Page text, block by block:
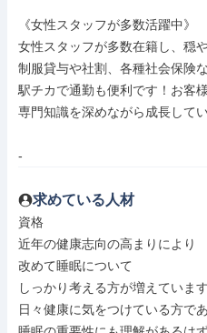
《女性スタッフが多数活躍中》
女性スタッフが多数在籍し、穏
制服貸与や社割、各種社会保険
駅チカで通勤も便利です！お客
専門知識を深めながら成長して
-
求めている人材
資格
近年の健康志向の高まりにより
改めて睡眠について
しっかり考える方が増えています
日々健康に気をつけている方で